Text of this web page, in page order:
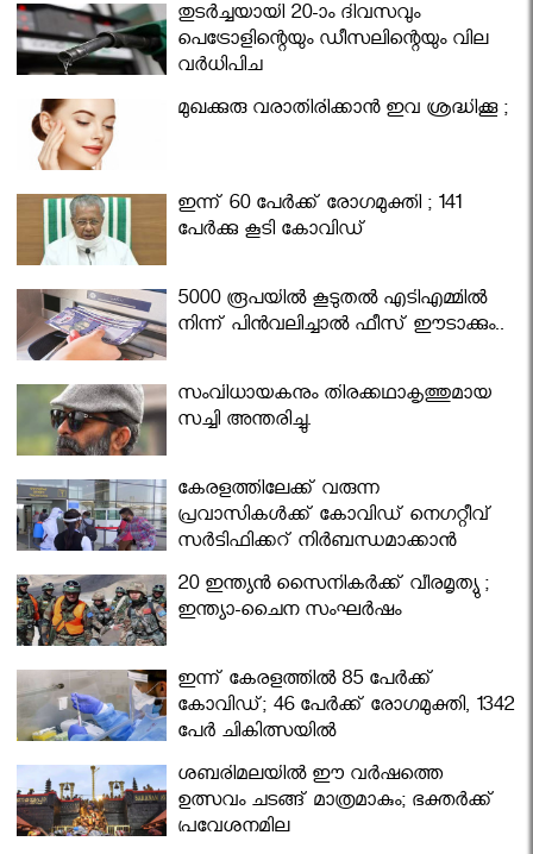
തുടർച്ചയായി 20-ാം ദിവസവും
പെട്രോളിന്റെയും ഡീസലിന്റെയും വില
വര്‍ധിപ്പിച്ചു
മുഖക്കുരു വരാതിരിക്കാന്‍ ഇവ ശ്രദ്ധിക്കൂ ;
ഇന്ന് 60 പേർക്ക് രോഗമുക്തി ; 141
പേര്‍ക്കു കൂടി കോവിഡ്
5000 രൂപയിൽ കൂടുതൽ എടിഎമ്മിൽ
നിന്ന് പിൻവലിച്ചാൽ ഫീസ് ഈടാക്കും..
സംവിധായകനും തിരക്കഥാകൃത്തുമായ
സച്ചി അന്തരിച്ചു.
കേരളത്തിലേക്ക് വരുന്ന
പ്രവാസികള്‍ക്ക് കോവിഡ് നെഗറ്റീവ്
സര്‍ട്ടിഫിക്കറ്റ് നിർബന്ധമാക്കാൻ
മന്ത്രിസഭ
20 ഇന്ത്യൻ സൈനികർക്ക് വീരമൃത്യു ;
ഇന്ത്യാ-ചൈന സംഘർഷം
ഇന്ന് കേരളത്തിൽ 85 പേർക്ക്
കോവിഡ്; 46 പേർക്ക് രോഗമുക്തി, 1342
പേർ ചികിത്സയിൽ
ശബരിമലയില്‍ ഈ വർഷത്തെ
ഉത്സവം ചടങ്ങ് മാത്രമാകും; ഭക്തർക്ക്
പ്രവേശനമില്ല